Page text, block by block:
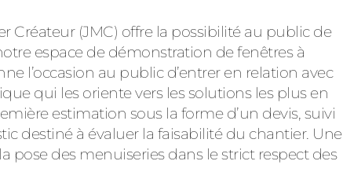
Créateur (JMC) offre la possibilité au public de
espace de démonstration de fenêtres à
l’occasion au public d’entrer en relation avec
qui les oriente vers les solutions les plus en
estimation sous la forme d’un devis, suivi
destiné à évaluer la faisabilité du chantier. Une
pose des menuiseries dans le strict respect des